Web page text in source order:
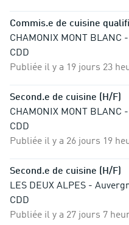
Commis.e de cuisine
CHAMONIX MONT
CDD
Publiée il y a 19 jours 23
Second.e de cuisine (H/F)
CHAMONIX MONT
CDD
Publiée il y a 26 jours 19
Second.e de cuisine (H/F)
LES DEUX ALPES -
CDD
Publiée il y a 27 jours 7